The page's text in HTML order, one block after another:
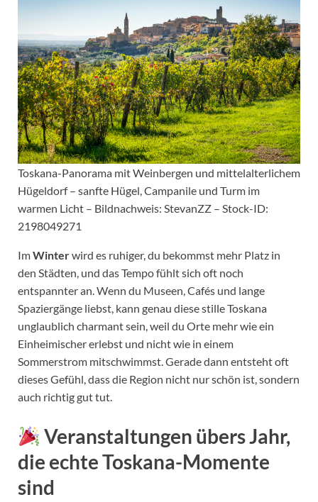
Toskana-Panorama mit Weinbergen und mittelalterlichem
Hügeldorf – sanfte Hügel, Campanile und Turm im
warmen Licht – Bildnachweis: StevanZZ – Stock-ID:
2198049271
ImWinterwird es ruhiger, du bekommst mehr Platz in
den Städten, und das Tempo fühlt sich oft noch
entspannter an. Wenn du Museen, Cafés und lange
Spaziergänge liebst, kann genau diese stille Toskana
unglaublich charmant sein, weil du Orte mehr wie ein
Einheimischer erlebst und nicht wie in einem
Sommerstrom mitschwimmst. Gerade dann entsteht oft
dieses Gefühl, dass die Region nicht nur schön ist, sondern
auch richtig gut tut.
Veranstaltungen übers Jahr,
die echte Toskana-Momente
sind